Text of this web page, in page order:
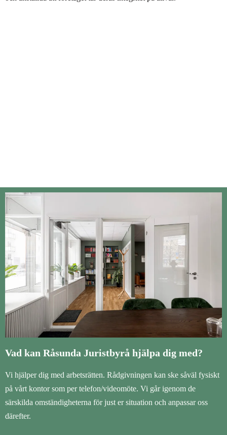
Vad kan Råsunda Juristbyrå hjälpa dig med?
Vi hjälper dig med arbetsrätten. Rådgivningen kan ske såväl fysiskt
på vårt kontor som per telefon/videomöte. Vi går igenom de
särskilda omständigheterna för just er situation och anpassar oss
därefter.